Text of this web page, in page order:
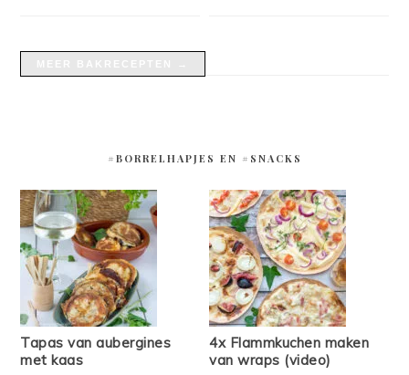
#BORRELHAPJES EN #SNACKS
Tapas van aubergines
met kaas
4x Flammkuchen maken
van wraps (video)